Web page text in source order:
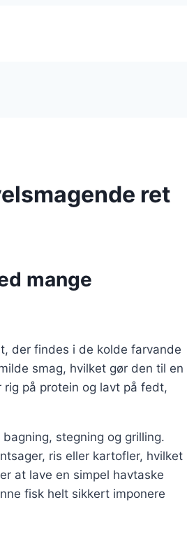
ret
mange
der findes i de kolde farvande
smag, hvilket gør den til en
på protein og lavt på fedt,
stegning og grilling.
ris eller kartofler, hvilket
at lave en simpel havtaske
fisk helt sikkert imponere